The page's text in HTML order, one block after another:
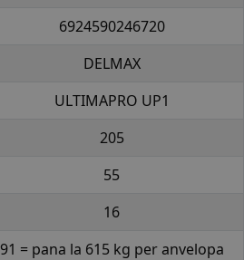
6924590246720
DELMAX
ULTIMAPRO UP1
205
55
16
91 = pana la 615 kg per anvelopa